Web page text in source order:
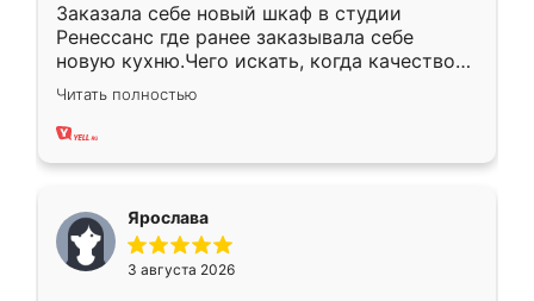
Заказала себе новый шкаф в студии
Ренессанс где ранее заказывала себе
новую кухню.Чего искать, когда качеством
вполне довольна. Служит кухня уже почти
два года, нареканий нет.
Читать полностью
Ярослава
3 августа 2026